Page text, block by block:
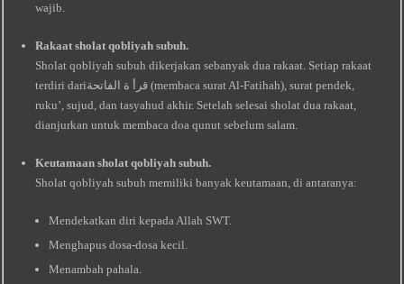
wajib.
Rakaat sholat qobliyah subuh.
Sholat qobliyah subuh dikerjakan sebanyak dua rakaat. Setiap rakaat
terdiri dariقرأ ة الفاتحة (membaca surat Al-Fatihah), surat pendek,
ruku’, sujud, dan tasyahud akhir. Setelah selesai sholat dua rakaat,
dianjurkan untuk membaca doa qunut sebelum salam.
Keutamaan sholat qobliyah subuh.
Sholat qobliyah subuh memiliki banyak keutamaan, di antaranya:
Mendekatkan diri kepada Allah SWT.
Menghapus dosa-dosa kecil.
Menambah pahala.